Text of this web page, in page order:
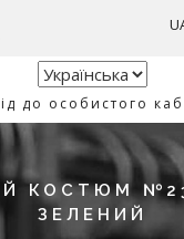
до особистого
КОСТЮМ
ЗЕЛЕНИЙ